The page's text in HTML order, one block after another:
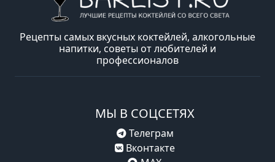
Рецепты самых вкусных коктейлей, алкогольные
напитки, советы от любителей и
профессионалов
МЫ В СОЦСЕТЯХ
Телеграм
Вконтакте